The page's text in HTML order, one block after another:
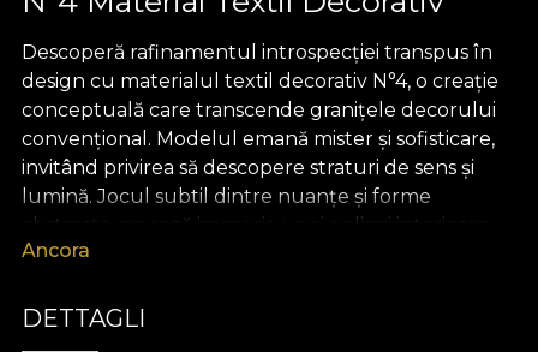
Descoperă rafinamentul introspecției transpus în
design cu materialul textil decorativ N°4, o creație
conceptuală care transcende granițele decorului
convențional. Modelul emană mister și sofisticare,
invitând privirea să descopere straturi de sens și
lumină. Jocul subtil dintre nuanțe și forme
abstracte creează impresia unei oglinzi interioare,
dezvăluind finețuri vizuale care transformă orice
definit de echilibru între contraste, între zone
Ancora
DETTAGLI